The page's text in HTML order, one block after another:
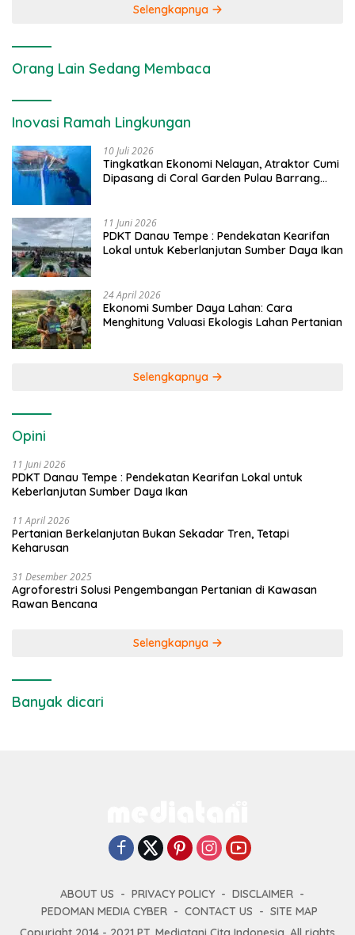
Selengkapnya
Orang Lain Sedang Membaca
Inovasi Ramah Lingkungan
10 Juli 2026
Tingkatkan Ekonomi Nelayan, Atraktor Cumi
Dipasang di Coral Garden Pulau Barrang
11 Juni 2026
PDKT Danau Tempe : Pendekatan Kearifan
Lokal untuk Keberlanjutan Sumber Daya Ikan
24 April 2026
Ekonomi Sumber Daya Lahan: Cara
Menghitung Valuasi Ekologis Lahan Pertanian
Selengkapnya
Opini
11 Juni 2026
PDKT Danau Tempe : Pendekatan Kearifan Lokal untuk
Keberlanjutan Sumber Daya Ikan
11 April 2026
Pertanian Berkelanjutan Bukan Sekadar Tren, Tetapi
Keharusan
31 Desember 2025
Agroforestri Solusi Pengembangan Pertanian di Kawasan
Rawan Bencana
Selengkapnya
Banyak dicari
ABOUT US PRIVACY POLICY
DISCLAIMER
PEDOMAN MEDIA CYBER
CONTACT US
SITE MAP